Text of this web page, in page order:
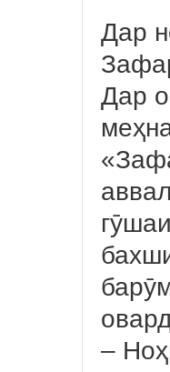
Дар
Дар
–